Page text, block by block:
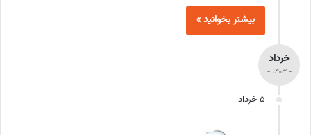
بیشتر بخوانید »
خرداد
- 1403 -
5 خرداد